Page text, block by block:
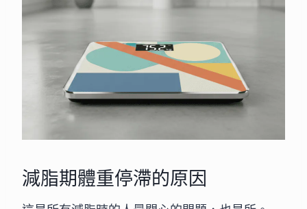
減脂期體重停滯的原因